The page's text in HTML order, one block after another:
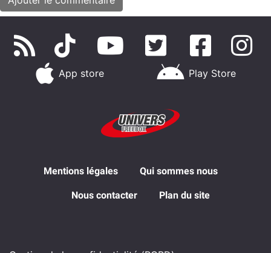
App store Play Store
Mentions légales Qui sommes nous
Nous contacter Plan du site